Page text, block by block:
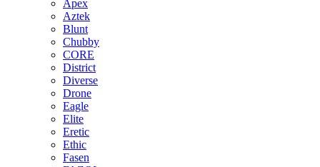
Apex
Aztek
Blunt
Chubby
CORE
District
Diverse
Drone
Eagle
Elite
Eretic
Ethic
Fasen